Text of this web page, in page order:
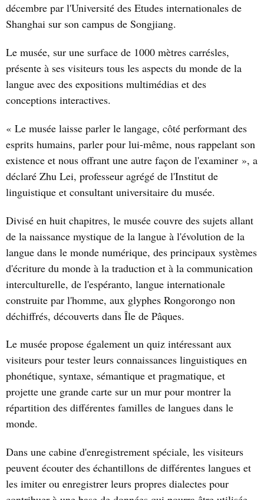
décembre par l'Université des Etudes internationales de
Shanghai sur son campus de Songjiang.
Le musée, sur une surface de 1000 mètres carrésles,
présente à ses visiteurs tous les aspects du monde de la
langue avec des expositions multimédias et des
conceptions interactives.
« Le musée laisse parler le langage, côté performant des
esprits humains, parler pour lui-même, nous rappelant son
existence et nous offrant une autre façon de l'examiner », a
déclaré Zhu Lei, professeur agrégé de l'Institut de
linguistique et consultant universitaire du musée.
Divisé en huit chapitres, le musée couvre des sujets allant
de la naissance mystique de la langue à l'évolution de la
langue dans le monde numérique, des principaux systèmes
d'écriture du monde à la traduction et à la communication
interculturelle, de l'espéranto, langue internationale
construite par l'homme, aux glyphes Rongorongo non
déchiffrés, découverts dans Île de Pâques.
Le musée propose également un quiz intéressant aux
visiteurs pour tester leurs connaissances linguistiques en
phonétique, syntaxe, sémantique et pragmatique, et
projette une grande carte sur un mur pour montrer la
répartition des différentes familles de langues dans le
monde.
Dans une cabine d'enregistrement spéciale, les visiteurs
peuvent écouter des échantillons de différentes langues et
les imiter ou enregistrer leurs propres dialectes pour